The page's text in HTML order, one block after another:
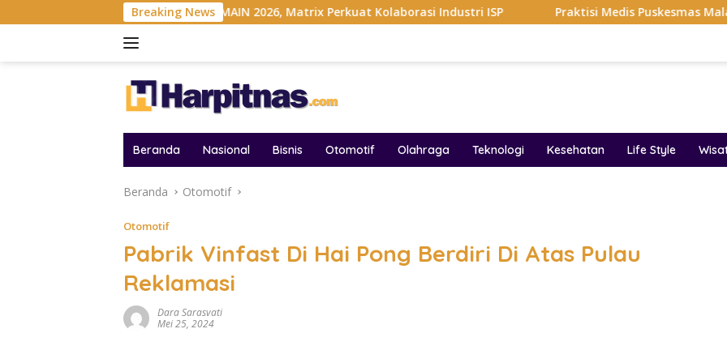
ke
Breaking News
Gelar MAIN 2026, Matrix Perkuat Kolaborasi Industri ISP Praktisi Medis Puskesmas Malang Ikut Ejek
Beranda Nasional Bisnis Otomotif Olahraga Teknologi Kesehatan Life Style
Beranda Otomotif
Otomotif
Pabrik Vinfast Di Hai Pong Berdiri Di Atas Pulau
Reklamasi
Dara Sarasvati
Mei 25, 2024